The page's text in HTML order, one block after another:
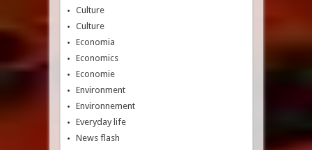
Culture
Culture
Economia
Economics
Economie
Environment
Environnement
Everyday life
News flash